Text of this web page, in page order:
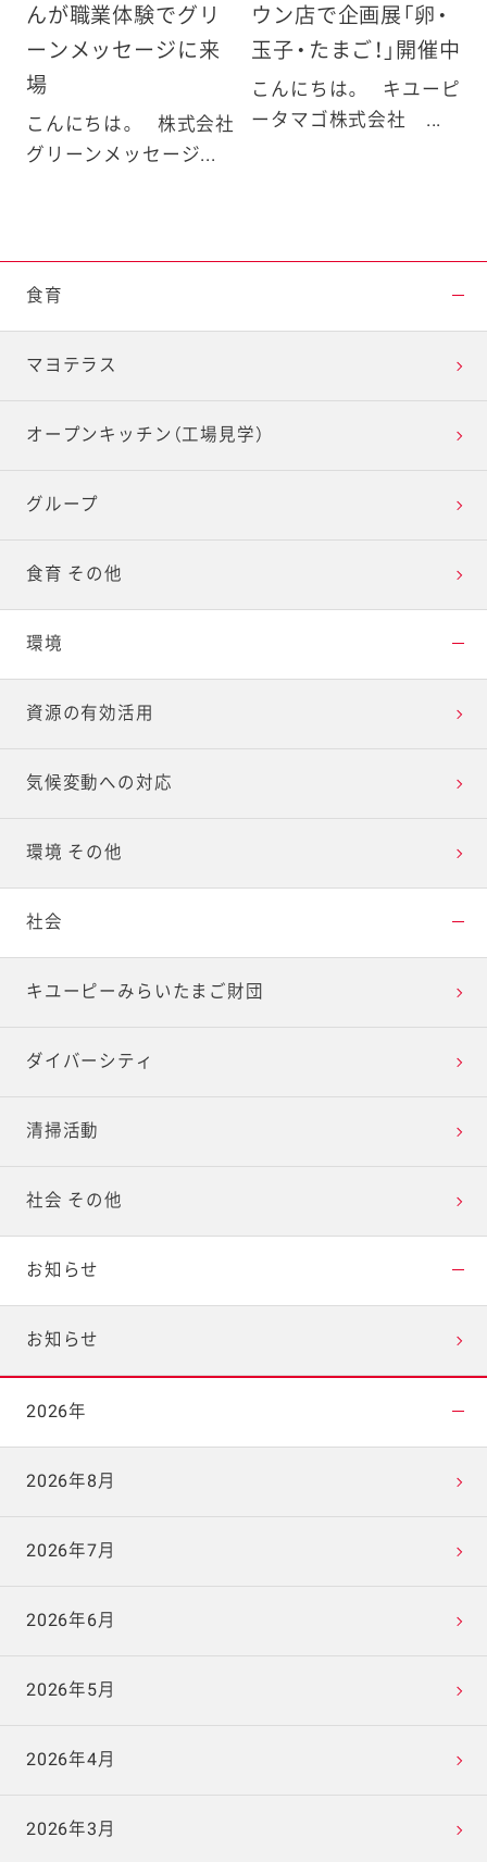
んが職業体験でグリ
ーンメッセージに来
場
こんにちは。 株式会社
グリーンメッセージ...
ウン店で企画展「卵・
玉子・たまご！」開催中
こんにちは。 キユーピ
ータマゴ株式会社 ...
食育
マヨテラス
オープンキッチン（工場見学）
グループ
食育 その他
環境
資源の有効活用
気候変動への対応
環境 その他
社会
キユーピーみらいたまご財団
ダイバーシティ
清掃活動
社会 その他
お知らせ
お知らせ
2026年
2026年8月
2026年7月
2026年6月
2026年5月
2026年4月
2026年3月